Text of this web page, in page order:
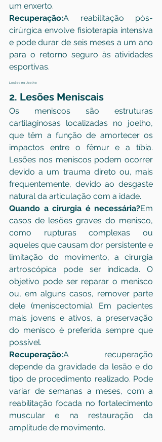
um enxerto.
Recuperação:A reabilitação pós-
cirúrgica envolve fisioterapia intensiva
e pode durar de seis meses a um ano
para o retorno seguro às atividades
esportivas.
Lesões no Joelho
2. Lesões Meniscais
Os meniscos são estruturas
cartilaginosas localizadas no joelho,
que têm a função de amortecer os
impactos entre o fêmur e a tíbia.
Lesões nos meniscos podem ocorrer
devido a um trauma direto ou, mais
frequentemente, devido ao desgaste
natural da articulação com a idade.
Quando a cirurgia é necessária?Em
casos de lesões graves do menisco,
como rupturas complexas ou
aqueles que causam dor persistente e
limitação do movimento, a cirurgia
artroscópica pode ser indicada. O
objetivo pode ser reparar o menisco
ou, em alguns casos, remover parte
dele (meniscectomia). Em pacientes
mais jovens e ativos, a preservação
do menisco é preferida sempre que
possível.
Recuperação:A recuperação
depende da gravidade da lesão e do
tipo de procedimento realizado. Pode
variar de semanas a meses, com a
reabilitação focada no fortalecimento
muscular e na restauração da
amplitude de movimento.